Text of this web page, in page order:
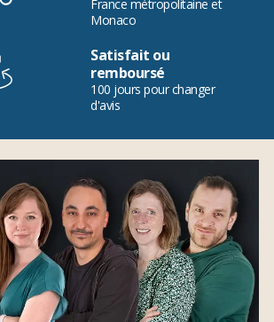
France métropolitaine et
Monaco
Satisfait ou
remboursé
100 jours pour changer
d'avis